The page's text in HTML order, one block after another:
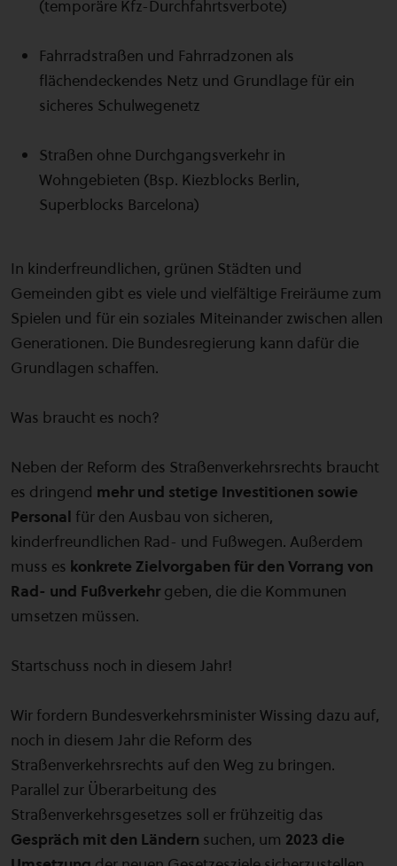
(temporäre Kfz-Durchfahrtsverbote)
Fahrradstraßen und Fahrradzonen als
flächendeckendes Netz und Grundlage für ein
sicheres Schulwegenetz
Straßen ohne Durchgangsverkehr in
Wohngebieten (Bsp. Kiezblocks Berlin,
Superblocks Barcelona)
In kinderfreundlichen, grünen Städten und
Gemeinden gibt es viele und vielfältige Freiräume zum
Spielen und für ein soziales Miteinander zwischen allen
Generationen. Die Bundesregierung kann dafür die
Grundlagen schaffen.
Was braucht es noch?
Neben der Reform des Straßenverkehrsrechts braucht
es dringend mehr und stetige Investitionen sowie
Personal für den Ausbau von sicheren,
kinderfreundlichen Rad- und Fußwegen. Außerdem
muss es konkrete Zielvorgaben für den Vorrang von
Rad- und Fußverkehr geben, die die Kommunen
umsetzen müssen.
Startschuss noch in diesem Jahr!
Wir fordern Bundesverkehrsminister Wissing dazu auf,
noch in diesem Jahr die Reform des
Straßenverkehrsrechts auf den Weg zu bringen.
Parallel zur Überarbeitung des
Straßenverkehrsgesetzes soll er frühzeitig das
Gespräch mit den Ländern suchen, um 2023 die